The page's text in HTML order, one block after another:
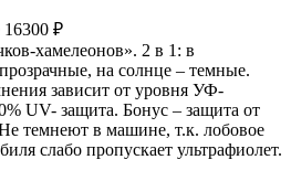
16300 ₽
хамелеонов». 2 в 1: в
на солнце – темные.
зависит от уровня УФ-
UV- защита. Бонус – защита от
темнеют в машине, т.к. лобовое
слабо пропускает ультрафиолет.